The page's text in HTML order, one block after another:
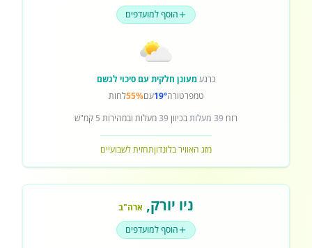
הוסף למועדפים
כרגעמעונן חלקית עם סיכוי לגשם
טמפרטורה19°עם55%לחות
רוח 39 מעלות בכיוון39מעלות ובמהירות 5 קמ"ש
מזג האוויר בלונדוןתחזית לשבועיים
ניו יורק, ארה"ב
הוסף למועדפים